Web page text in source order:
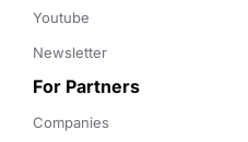
Youtube
Newsletter
For Partners
Companies